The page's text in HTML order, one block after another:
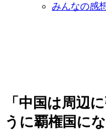
みんなの感
「中国は周辺
うに覇権国に